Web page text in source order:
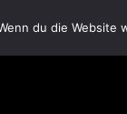
du die